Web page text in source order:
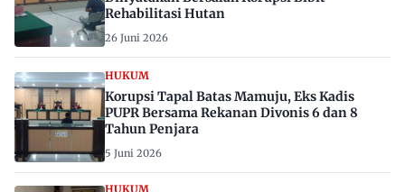
Rehabilitasi Hutan
26 Juni 2026
HUKUM
Korupsi Tapal Batas Mamuju, Eks Kadis
PUPR Bersama Rekanan Divonis 6 dan 8
Tahun Penjara
5 Juni 2026